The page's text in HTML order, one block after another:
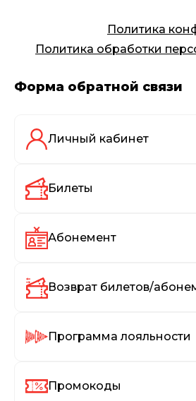
Политика
Политика обработки
Форма обратной связи
Личный кабинет
Билеты
Абонемент
Возврат билетов/
Программа лояльности
Промокоды